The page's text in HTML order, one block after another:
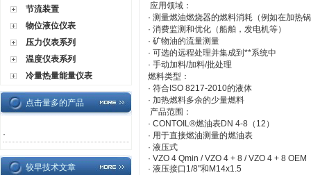
节流装置
物位液位仪表
压力仪表系列
温度仪表系列
冷量热量能量仪表
点击量多的产品
·
较早技术文章
应用领域：
· 测量燃油燃烧器的燃料消耗（例如在加热
· 消费监测和优化（船舶，发电机等）
· 矿物油的流量测量
· 可选的远程处理并集成到**系统中
· 手动加料/加料/批处理
燃料类型：
· 符合ISO 8217-2010的液体
· 加热燃料多余的少量燃料
产品范围：
· CONTOIL®燃油表DN 4-8（12）
· 用于直接燃油测量的燃油表
· 液压式
· VZO 4 Qmin / VZO 4 + 8 / VZO 4 + 8 OEM
· 液压接口1/8"和M14x1.5